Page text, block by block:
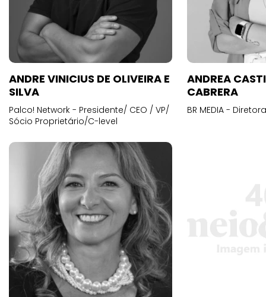
ANDRE VINICIUS DE OLIVEIRA E
SILVA
Palco! Network - Presidente/ CEO / VP/
Sócio Proprietário/C-level
ANDREA
CABRERA
BR MEDIA -